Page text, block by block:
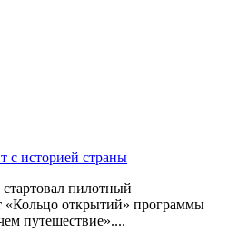
с историей страны
пилотный
«Кольцо открытий» программы
путешествие»....